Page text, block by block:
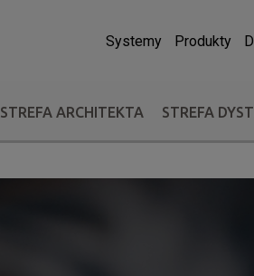
Systemy Produkty
STREFA ARCHITEKTA STREFA